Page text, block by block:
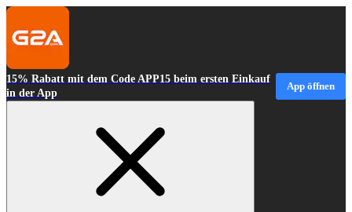
15% Rabatt mit dem Code APP15 beim ersten Einkauf
in der App
App öffnen